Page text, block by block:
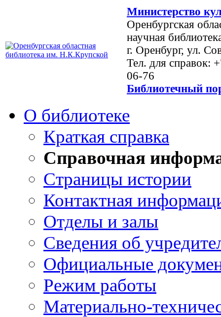
Министерство
Оренбургская
научная
г. Оренбург, ул.
Тел. для справок:
06-76
Библиотечный
О библиотеке
Краткая справка
Справочная
Страницы истории
Контактная
Отделы и залы
Сведения об
Официальные
Режим работы
Материально-